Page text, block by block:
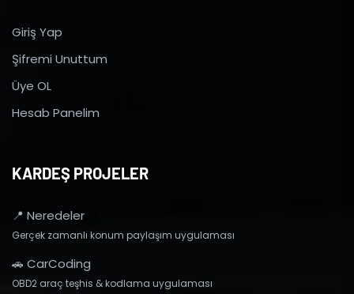
Giriş Yap
Şifremi Unuttum
Üye OL
Hesab Panelim
KARDEŞ PROJELER
📍 Neredeler
Gerçek zamanlı konum paylaşım uygulaması
🚗 CarCoding
OBD2 araç teşhis & kodlama uygulaması